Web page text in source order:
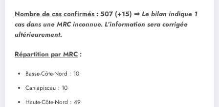
Nombre de cas confirmés : 507 (+15) ⇒ Le bilan indique 1
cas dans une MRC inconnue. L’information sera corrigée
ultérieurement.
Répartition par MRC :
Basse-Côte-Nord : 10
Caniapiscau : 10
Haute-Côte-Nord : 49